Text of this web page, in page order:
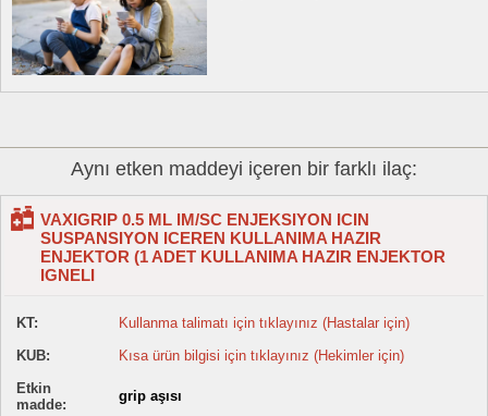
Aynı etken maddeyi içeren bir farklı ilaç:
VAXIGRIP 0.5 ML IM/SC ENJEKSIYON ICIN
SUSPANSIYON ICEREN KULLANIMA HAZIR
ENJEKTOR (1 ADET KULLANIMA HAZIR ENJEKTOR
IGNELI
KT:
Kullanma talimatı için tıklayınız (Hastalar için)
KUB:
Kısa ürün bilgisi için tıklayınız (Hekimler için)
Etkin
madde:
grip aşısı